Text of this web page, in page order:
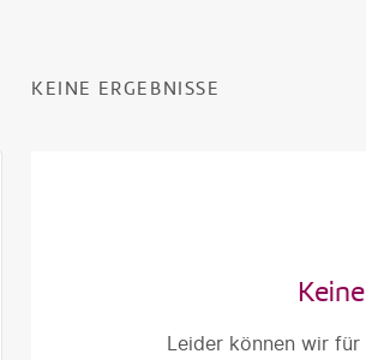
KEINE ERGEBNISSE
Leider können wir für